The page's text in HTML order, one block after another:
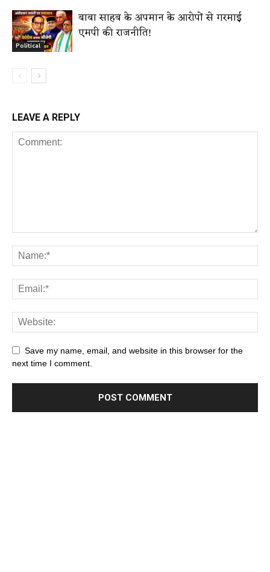
Political
बाबा साहब के अपमान के आरोपों से गरमाई
एमपी की राजनीति!
LEAVE A REPLY
Save my name, email, and website in this browser for the
next time I comment.